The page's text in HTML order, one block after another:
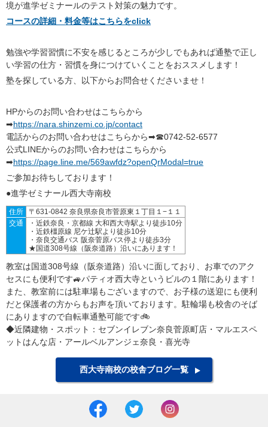
境が進学ゼミナールのテスト対策の魅力です。
コースの詳細・料金等はこちらをclick
勉強や学習習慣に不安を感じるところが少しでもあれば通塾で正し
い学習の仕方・習慣を身につけていくことをおススメします！
塾を探している方、以下からお問合せくださいませ！
HPからのお問い合わせはこちらから
➡https://nara.shinzemi.co.jp/contact
電話からのお問い合わせはこちらから➡☎0742-52-6577
公式LINEからのお問い合わせはこちらから
➡https://page.line.me/569awfdz?openQrModal=true
ご参加お待ちしております！
●進学ゼミナール西大寺南校
住所
〒631-0842 奈良県奈良市菅原東１丁目１−１１
交通
・近鉄奈良・京都線 大和西大寺駅より徒歩10分
・近鉄橿原線 尼ケ辻駅より徒歩10分
・奈良交通バス 阪奈菅原バス停より徒歩3分
★国道308号線（阪奈道路）沿いにあります！
教室は国道308号線（阪奈道路）沿いに面しており、お車でのアク
セスにも便利です🚙パティオ西大寺というビルの１階にあります！
また、教室前には駐車場もございますので、お子様の送迎にも便利
だと保護者の方からもお声を頂いております。駐輪場も校舎のそば
にありますので自転車通塾可能です🚲
◆近隣建物・スポット：セブンイレブン奈良菅原町店・マルエスペ
ットはんな店・アールベルアンジェ奈良・喜光寺
西大寺南校の校舎ブログ一覧